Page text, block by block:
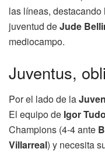
las líneas, destacando
juventud deJude
mediocampo.
Juventus,
Por el lado de la
El equipo de Igor
Champions (4-4 ante
Villarreal) y necesita